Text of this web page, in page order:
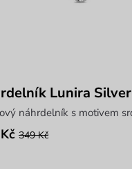
Lunira Silver
349 Kč